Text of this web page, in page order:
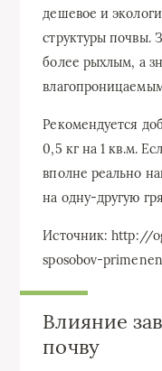
дешевое и
структуры почвы.
более рыхлым, а
Рекомендуется
0,5 кг на 1 кв.м.
вполне реально
на одну-другую
Источник: http://
sposobov-
Влияние
почву